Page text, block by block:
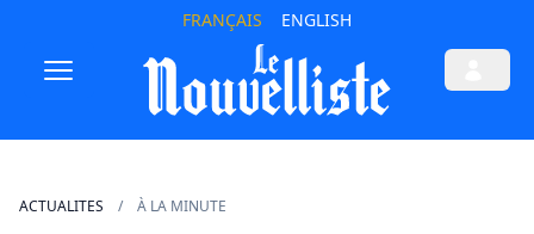
FRANÇAIS ENGLISH
ACTUALITES À LA MINUTE